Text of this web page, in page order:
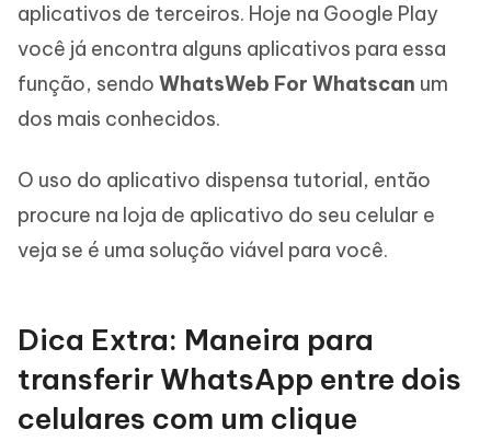
aplicativos de terceiros. Hoje na Google Play
você já encontra alguns aplicativos para essa
função, sendo WhatsWeb For Whatscan um
dos mais conhecidos.
O uso do aplicativo dispensa tutorial, então
procure na loja de aplicativo do seu celular e
veja se é uma solução viável para você.
Dica Extra: Maneira para
transferir WhatsApp entre dois
celulares com um clique